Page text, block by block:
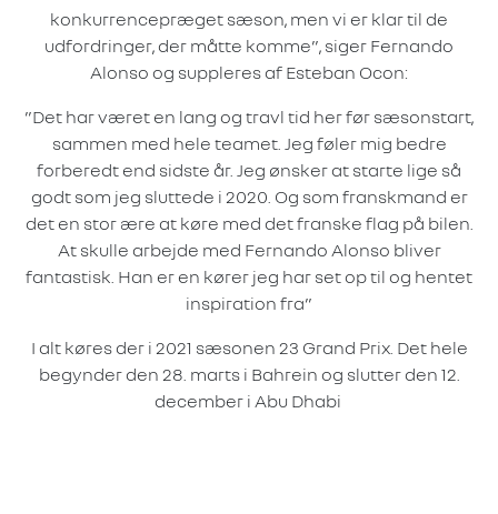
konkurrencepræget sæson, men vi er klar til de
udfordringer, der måtte komme”, siger Fernando
Alonso og suppleres af Esteban Ocon:
”Det har været en lang og travl tid her før sæsonstart,
sammen med hele teamet. Jeg føler mig bedre
forberedt end sidste år. Jeg ønsker at starte lige så
godt som jeg sluttede i 2020. Og som franskmand er
det en stor ære at køre med det franske flag på bilen.
At skulle arbejde med Fernando Alonso bliver
fantastisk. Han er en kører jeg har set op til og hentet
inspiration fra”
I alt køres der i 2021 sæsonen 23 Grand Prix. Det hele
begynder den 28. marts i Bahrein og slutter den 12.
december i Abu Dhabi